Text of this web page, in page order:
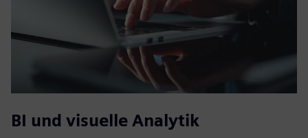
BI und visuelle Analytik